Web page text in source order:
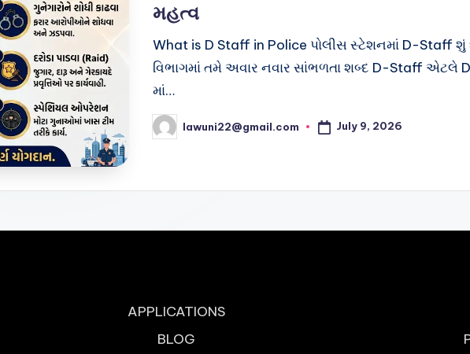
મહત્વ
What is D Staff in Police પોલીસ સ્ટેશનમાં D-Staff
વિભાગમાં તમે અવાર નવાર સાંભળતા શબ્દ D-Staff
માં…
Posted
by
lawuni22@gmail.com July 9, 2026
APPLICATIONS
BLOG